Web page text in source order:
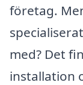
företag.
med? Det
installation